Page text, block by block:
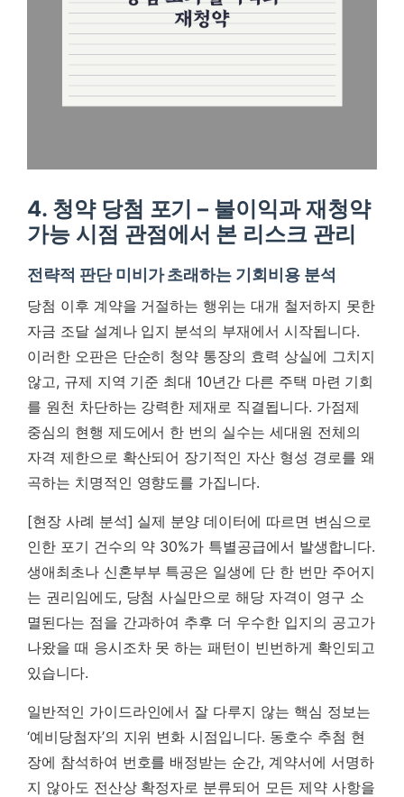
4. 청약 당첨 포기 – 불이익과 재청약
가능 시점 관점에서 본 리스크 관리
전략적 판단 미비가 초래하는 기회비용 분석
당첨 이후 계약을 거절하는 행위는 대개 철저하지 못한
자금 조달 설계나 입지 분석의 부재에서 시작됩니다.
이러한 오판은 단순히 청약 통장의 효력 상실에 그치지
않고, 규제 지역 기준 최대 10년간 다른 주택 마련 기회
를 원천 차단하는 강력한 제재로 직결됩니다. 가점제
중심의 현행 제도에서 한 번의 실수는 세대원 전체의
자격 제한으로 확산되어 장기적인 자산 형성 경로를 왜
곡하는 치명적인 영향도를 가집니다.
[현장 사례 분석] 실제 분양 데이터에 따르면 변심으로
인한 포기 건수의 약 30%가 특별공급에서 발생합니다.
생애최초나 신혼부부 특공은 일생에 단 한 번만 주어지
는 권리임에도, 당첨 사실만으로 해당 자격이 영구 소
멸된다는 점을 간과하여 추후 더 우수한 입지의 공고가
나왔을 때 응시조차 못 하는 패턴이 빈번하게 확인되고
있습니다.
일반적인 가이드라인에서 잘 다루지 않는 핵심 정보는
‘예비당첨자’의 지위 변화 시점입니다. 동호수 추첨 현
장에 참석하여 번호를 배정받는 순간, 계약서에 서명하
지 않아도 전산상 확정자로 분류되어 모든 제약 사항을